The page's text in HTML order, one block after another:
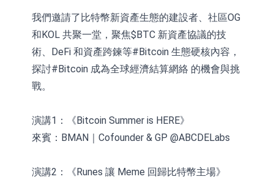
(02286.HK)漲+64.91%
100%
【異動股】焦炭Ⅲ板塊下挫，陝西黑
貓(601015.CN)跌8.38%
浙江證監局對財通證券股份有限公司
採取出具警示函措施
山金國際：港股上市工作正常推進中
我們邀請了比特幣新資產生態的建設者、社區OG
和KOL 共聚一堂，聚焦$BTC 新資產協議的技
術、DeFi 和資產跨鍊等#Bitcoin 生態硬核內容，
探討#Bitcoin 成為全球經濟結算網絡 的機會與挑
戰。
演講1：《Bitcoin Summer is HERE》
來賓：BMAN｜Cofounder & GP @ABCDELabs
演講2：《Runes 讓 Meme 回歸比特幣主場》